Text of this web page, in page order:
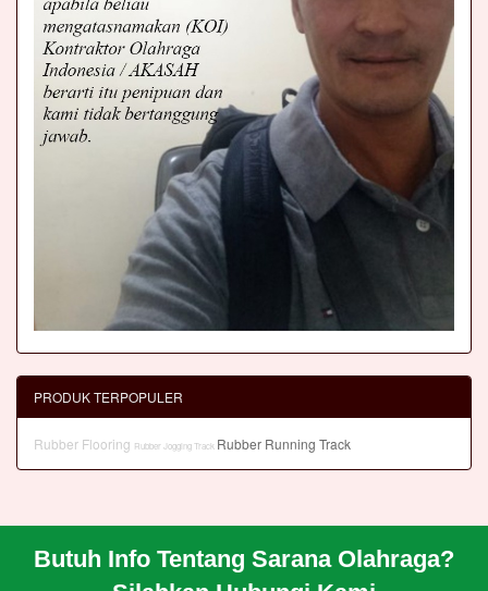
Butuh Info Tentang Sarana Olahraga?
PRODUK TERPOPULER
Rubber Flooring Rubber Jogging Track Rubber Running Track